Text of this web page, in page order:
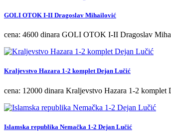
GOLI OTOK I-II Dragoslav Mihailović
cena: 4600 dinara GOLI OTOK I-II Dragoslav
Kraljevstvo Hazara 1-2 komplet Dejan Lučić
cena: 12000 dinara Kraljevstvo Hazara 1-2
Islamska republika Nemačka 1-2 Dejan Lučić